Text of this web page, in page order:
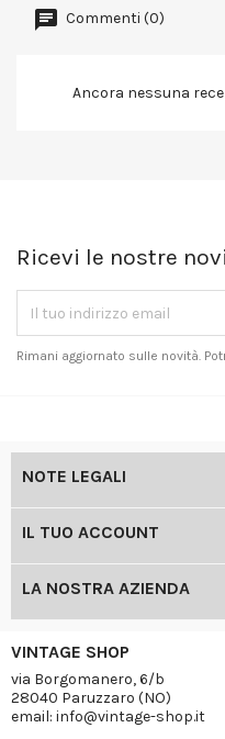
Commenti (0)
Ancora nessuna
Ricevi le nostre
Rimani aggiornato sulle novità.
NOTE LEGALI
IL TUO ACCOUNT
LA NOSTRA AZIENDA
VINTAGE SHOP
via Borgomanero, 6/b
28040 Paruzzaro (NO)
email: info@vintage-shop.it